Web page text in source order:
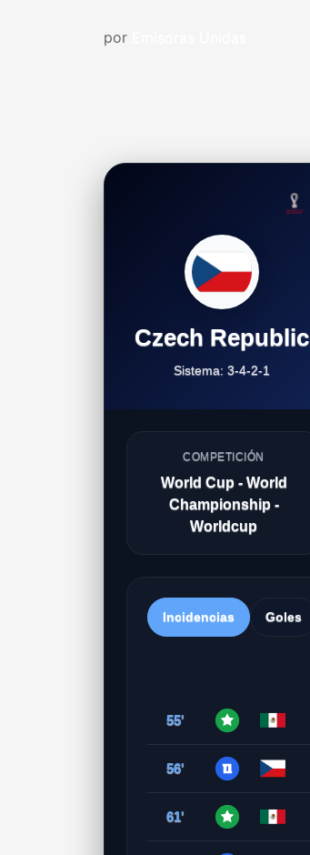
por
Czech Republic
Sistema: 3-4-2-1
COMPETICIÓN
World Cup - World
Championship -
Worldcup
Incidencias Goles
55'
56'
61'